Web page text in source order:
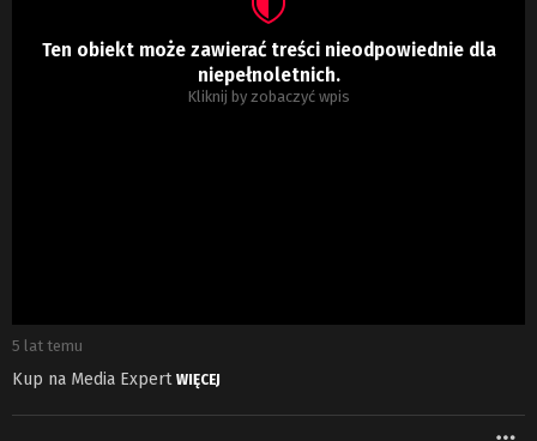
Ten obiekt może zawierać treści nieodpowiednie dla
niepełnoletnich.
Kliknij by zobaczyć wpis
5 lat temu
Kup na Media Expert WIĘCEJ